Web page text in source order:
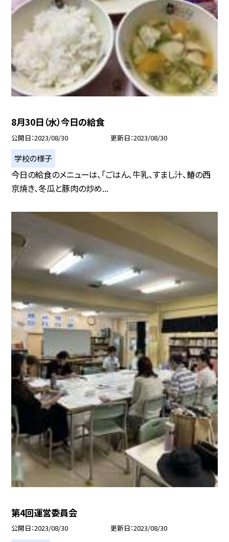
8月30日（水）今日の給食
公開日 2023/08/30 更新日 2023/08/30
学校の様子
今日の給食のメニューは、「ごはん、牛乳、すまし汁、鰆の西
京焼き、冬瓜と豚肉の炒め...
第4回運営委員会
公開日 2023/08/30 更新日 2023/08/30